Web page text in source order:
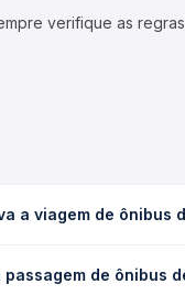
verifique as
a viagem de ônibus
de tráfego. Nade ônibus